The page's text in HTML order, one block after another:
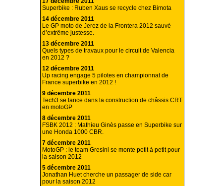
Superbike : Ruben Xaus se recycle chez Bimota
14 décembre 2011
Le GP moto de Jerez de la Frontera 2012 sauvé
d’extrême justesse.
13 décembre 2011
Quels types de travaux pour le circuit de Valencia
en 2012 ?
12 décembre 2011
Up racing engage 5 pilotes en championnat de
France superbike en 2012 !
9 décembre 2011
Tech3 se lance dans la construction de châssis CRT
en motoGP
8 décembre 2011
FSBK 2012 : Mathieu Ginès passe en Superbike sur
une Honda 1000 CBR.
7 décembre 2011
MotoGP : le team Gresini se monte petit à petit pour
la saison 2012
5 décembre 2011
Jonathan Huet cherche un passager de side car
pour la saison 2012